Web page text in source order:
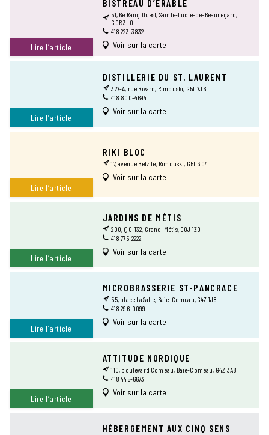
Lire l’article
BISTREAU D’ÉRABLE
51, 6e Rang Ouest, Sainte-Lucie-de-Beauregard,
GOR 3L0
418 223-3832
Voir sur la carte
Lire l’article
DISTILLERIE DU ST. LAURENT
327-A, rue Rivard, Rimouski, G5L 7J6
418 800-4694
Voir sur la carte
Lire l’article
RIKI BLOC
17, avenue Belzile, Rimouski, G5L 3C4
Voir sur la carte
Lire l’article
JARDINS DE MÉTIS
200, QC-132, Grand-Métis, G0J 1Z0
418 775-2222
Voir sur la carte
Lire l’article
MICROBRASSERIE ST-PANCRACE
55, place LaSalle, Baie-Comeau, G4Z 1J8
418 296-0099
Voir sur la carte
Lire l’article
ATTITUDE NORDIQUE
110, boulevard Comeau, Baie-Comeau, G4Z 3A8
418 445-6673
Voir sur la carte
HÉBERGEMENT AUX CINQ SENS